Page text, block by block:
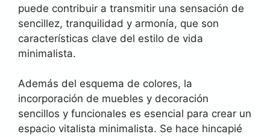
puede contribuir a transmitir una sensación de
sencillez, tranquilidad y armonía, que son
características clave del estilo de vida
minimalista.
Además del esquema de colores, la
incorporación de muebles y decoración
sencillos y funcionales es esencial para crear un
espacio vitalista minimalista. Se hace hincapié